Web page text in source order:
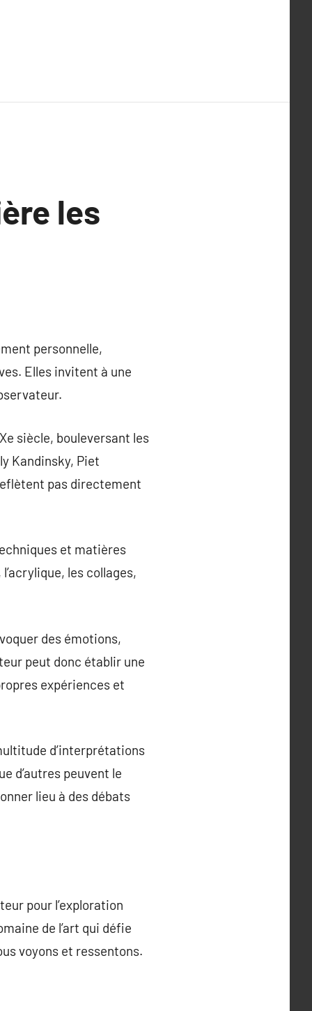
les
personnelle,
Elles invitent à une
siècle, bouleversant les
Kandinsky, Piet
pas directement
et matières
les collages,
des émotions,
peut donc établir une
expériences et
d’interprétations
d’autres peuvent le
lieu à des débats
pour l’exploration
de l’art qui défie
voyons et ressentons.